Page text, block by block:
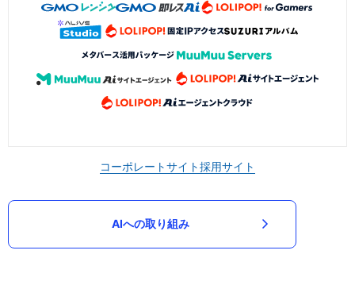
コーポレートサイト採用サイト
AIへの取り組み